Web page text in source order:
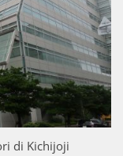
di Kichijoji